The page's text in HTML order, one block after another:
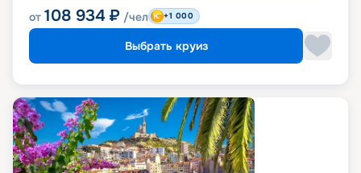
от 108 934 ₽ /чел +1 000
Выбрать круиз